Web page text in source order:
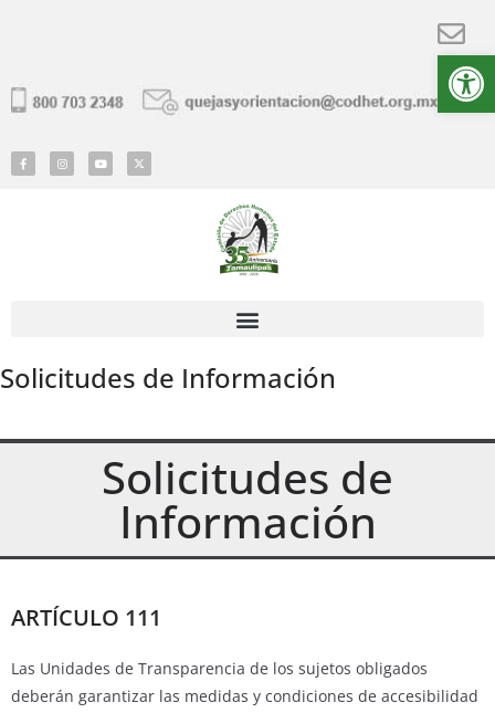
Solicitudes de Información
Solicitudes de
Información
ARTÍCULO 111
Las Unidades de Transparencia de los sujetos obligados
deberán garantizar las medidas y condiciones de accesibilidad